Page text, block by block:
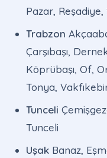
Pazar,
Trabzon
Çarşıbaşı,
Köprübaşı, Of,
Tonya,
Tunceli
Tunceli
Uşak Banaz,